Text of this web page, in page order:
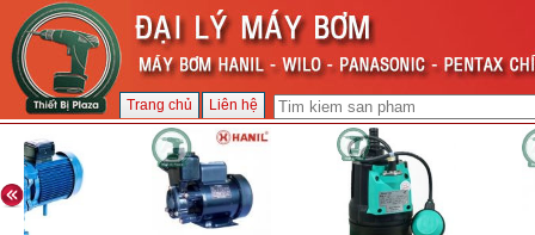
Trang chủ Liên hệ